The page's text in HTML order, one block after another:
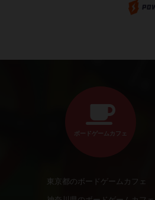
ボードゲームカフェ
東京都のボードゲームカフェ